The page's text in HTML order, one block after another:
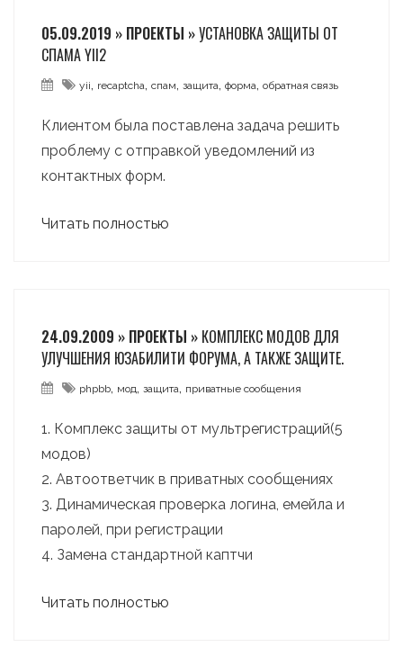
05.09.2019 » ПРОЕКТЫ »УСТАНОВКА ЗАЩИТЫ ОТ
СПАМА YII2
yii, recaptcha, спам, защита, форма, обратная связь
Клиентом была поставлена задача решить
проблему с отправкой уведомлений из
контактных форм.
Читать полностью
24.09.2009 » ПРОЕКТЫ » КОМПЛЕКС МОДОВ ДЛЯ
УЛУЧШЕНИЯ ЮЗАБИЛИТИ ФОРУМА, А ТАКЖЕ ЗАЩИТЕ.
phpbb, мод, защита, приватные сообщения
1. Комплекс защиты от мультрегистраций(5
модов)
2. Автоответчик в приватных сообщениях
3. Динамическая проверка логина, емейла и
паролей, при регистрации
4. Замена стандартной каптчи
Читать полностью